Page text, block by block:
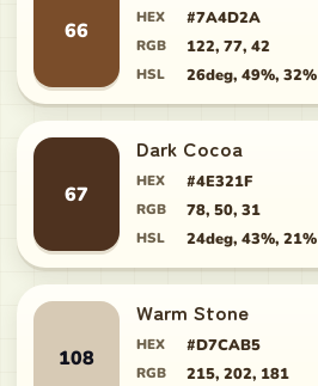
66
HEX #7A4D2A
RGB 122, 77, 42
HSL 26deg, 49%, 32%
67
Dark Cocoa
HEX #4E321F
RGB 78, 50, 31
HSL 24deg, 43%, 21%
108
Warm Stone
HEX #D7CAB5
RGB 215, 202, 181